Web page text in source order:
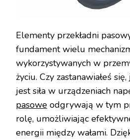
Elementy przekładni
fundament wielu
wykorzystywanych w
życiu. Czy zastanawiałeś
jest siła w urządzeniach
pasowe odgrywają w tym
rolę, umożliwiając
energii między wałami.